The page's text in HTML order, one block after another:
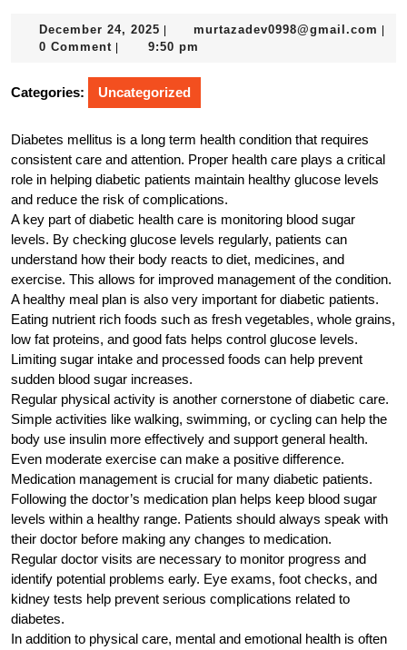
December 24, 2025 December
24,
murtazadev0998@gmail.com
0 Comment 9:50 pm
Categories: Uncategorized
Diabetes mellitus is a long term health condition that requires
consistent care and attention. Proper health care plays a critical
role in helping diabetic patients maintain healthy glucose levels
and reduce the risk of complications.
A key part of diabetic health care is monitoring blood sugar
levels. By checking glucose levels regularly, patients can
understand how their body reacts to diet, medicines, and
exercise. This allows for improved management of the condition.
A healthy meal plan is also very important for diabetic patients.
Eating nutrient rich foods such as fresh vegetables, whole grains,
low fat proteins, and good fats helps control glucose levels.
Limiting sugar intake and processed foods can help prevent
sudden blood sugar increases.
Regular physical activity is another cornerstone of diabetic care.
Simple activities like walking, swimming, or cycling can help the
body use insulin more effectively and support general health.
Even moderate exercise can make a positive difference.
Medication management is crucial for many diabetic patients.
Following the doctor’s medication plan helps keep blood sugar
levels within a healthy range. Patients should always speak with
their doctor before making any changes to medication.
Regular doctor visits are necessary to monitor progress and
identify potential problems early. Eye exams, foot checks, and
kidney tests help prevent serious complications related to
diabetes.
In addition to physical care, mental and emotional health is often